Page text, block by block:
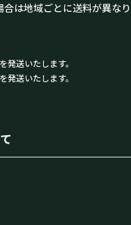
合は地域ごとに送料が異なり
発送いたします。
発送いたします。